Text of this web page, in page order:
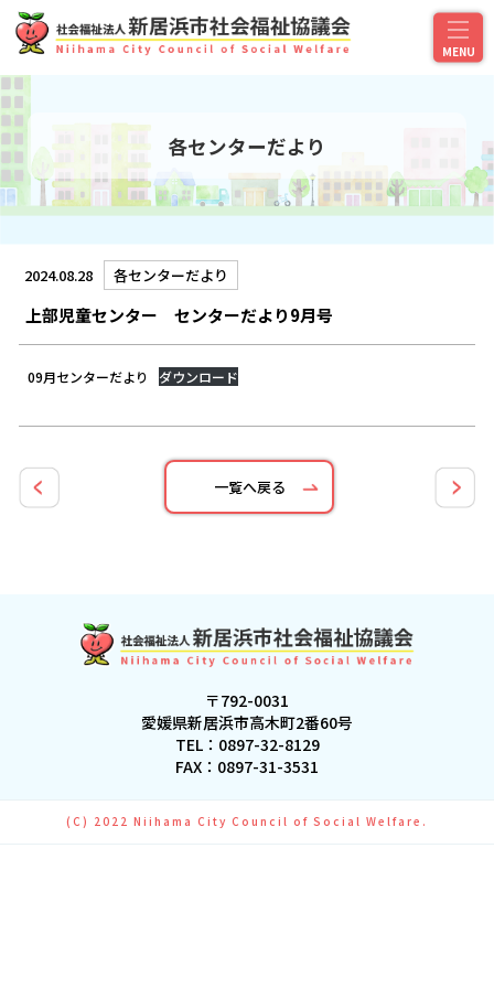
各センターだより
2024.08.28 各センターだより
上部児童センター センターだより9月号
09月センターだより ダウンロード
一覧へ戻る
〒792-0031
愛媛県新居浜市高木町2番60号
TEL： 0897-32-8129
FAX：0897-31-3531
(C) 2022 Niihama City Council of Social Welfare.